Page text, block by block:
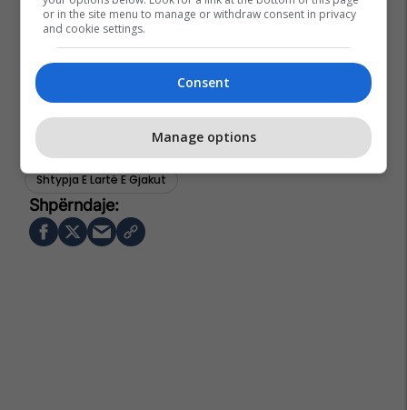
Retinopatia
Shtypja E Lartë E Gjakut
or in the site menu to manage or withdraw consent in privacy
and cookie settings.
Consent
Manage options